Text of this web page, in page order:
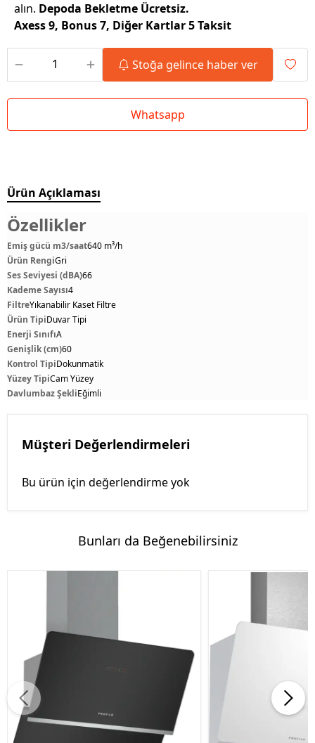
alın. Depoda Bekletme Ücretsiz.
Axess 9, Bonus 7, Diğer Kartlar 5 Taksit
Stoğa gelince haber ver
Whatsapp
Ürün Açıklaması
Özellikler
Emiş gücü m3/saat640 m³/h
Ürün RengiGri
Ses Seviyesi (dBA)66
Kademe Sayısı4
FiltreYıkanabilir Kaset Filtre
Ürün TipiDuvar Tipi
Enerji SınıfıA
Genişlik (cm)60
Kontrol TipiDokunmatik
Yüzey TipiCam Yüzey
Davlumbaz ŞekliEğimli
Müşteri Değerlendirmeleri
Bu ürün için değerlendirme yok
Bunları da Beğenebilirsiniz